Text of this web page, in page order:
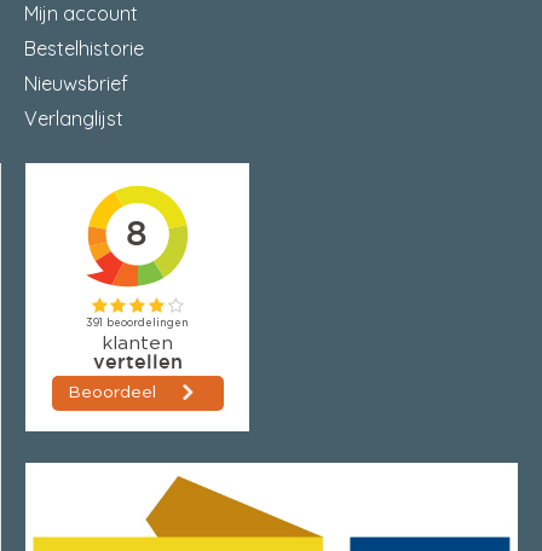
Mijn account
Bestelhistorie
Nieuwsbrief
Verlanglijst